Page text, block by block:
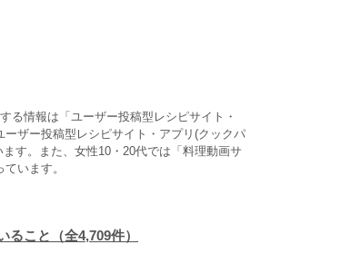
情報は「ユーザー投稿型レシピサイト・
ザー投稿型レシピサイト・アプリ(クックパ
す。また、女性10・20代では「料理動画サ
います。
こと（全4,709件）